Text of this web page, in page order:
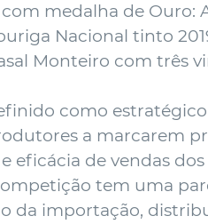
medalha de Ouro:
Nacional tinto
Monteiro com três
como
a marcarem
de vendas dos
tem uma
da importação,